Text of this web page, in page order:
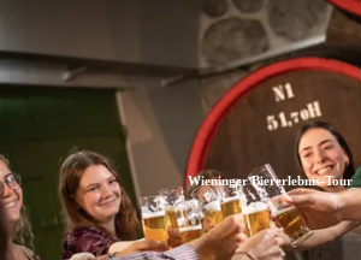
Zum
Inhalt
Zur
Suche
Zum
Footer
Wieninger Biererlebnis-Tour